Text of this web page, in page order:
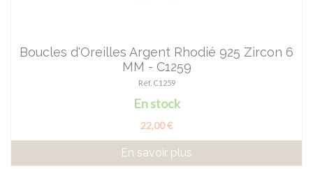
Boucles d'Oreilles Argent Rhodié 925 Zircon 6
MM - C1259
Réf. C1259
En stock
22,00 €
En savoir plus